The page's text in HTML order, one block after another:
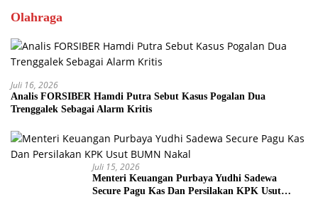
Olahraga
Juli 16, 2026
Analis FORSIBER Hamdi Putra Sebut Kasus Pogalan Dua
Trenggalek Sebagai Alarm Kritis
Juli 15, 2026
Menteri Keuangan Purbaya Yudhi Sadewa
Secure Pagu Kas Dan Persilakan KPK Usut